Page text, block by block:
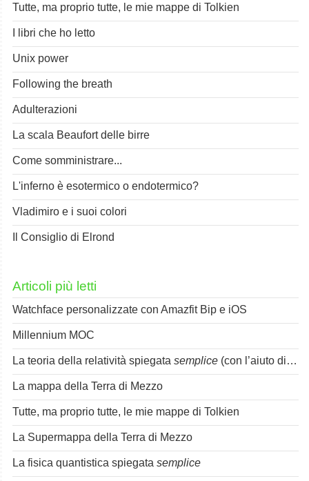
Tutte, ma proprio tutte, le mie mappe di Tolkien
I libri che ho letto
Unix power
Following the breath
Adulterazioni
La scala Beaufort delle birre
Come somministrare...
L'inferno è esotermico o endotermico?
Vladimiro e i suoi colori
Il Consiglio di Elrond
Articoli più letti
Watchface personalizzate con Amazfit Bip e iOS
Millennium MOC
La teoria della relatività spiegata semplice (con l’aiuto di Spok)
La mappa della Terra di Mezzo
Tutte, ma proprio tutte, le mie mappe di Tolkien
La Supermappa della Terra di Mezzo
La fisica quantistica spiegata semplice